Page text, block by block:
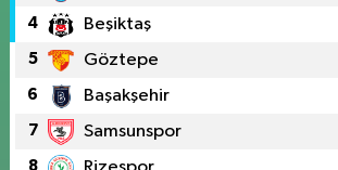
4 Beşiktaş
5 Göztepe
6 Başakşehir
7 Samsunspor
8